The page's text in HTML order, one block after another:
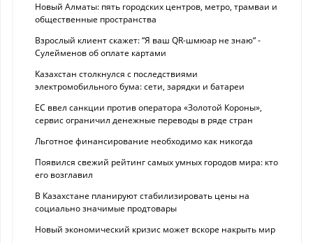
Новый Алматы: пять городских центров, метро, трамваи и
общественные пространства
Взрослый клиент скажет: “Я ваш QR-шмюар не знаю“ -
Сулейменов об оплате картами
Казахстан столкнулся с последствиями
электромобильного бума: сети, зарядки и батареи
ЕС ввел санкции против оператора «Золотой Короны»,
сервис ограничил денежные переводы в ряде стран
Льготное финансирование необходимо как никогда
Появился свежий рейтинг самых умных городов мира: кто
его возглавил
В Казахстане планируют стабилизировать цены на
социально значимые продтовары
Новый экономический кризис может вскоре накрыть мир